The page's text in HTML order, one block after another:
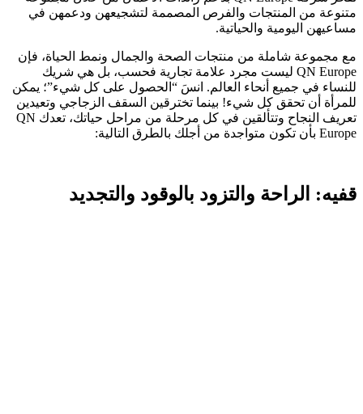
متنوعة من المنتجات والفرص المصممة لتشجيعهن ودعمهن في
مساعيهن اليومية والحياتية.
مع مجموعة شاملة من منتجات الصحة والجمال ونمط الحياة، فإن
QN Europe ليست مجرد علامة تجارية فحسب، بل هي شريك
للنساء في جميع أنحاء العالم. انسَ “الحصول على كل شيء”؛ يمكن
للمرأة أن تحقق كل شيء! بينما تخترقين السقف الزجاجي وتعيدين
تعريف النجاح وتتألقين في كل مرحلة من مراحل حياتك، تعدك QN
Europe بأن تكون متواجدة من أجلك بالطرق التالية:
قفيه: الراحة والتزود بالوقود والتجديد